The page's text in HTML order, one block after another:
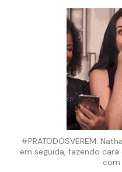
#PRATODOSVEREM:
em seguida, fazendo
com